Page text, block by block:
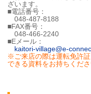
ざいます。
■電話番号：
048-487-8188
■FAX番号：
048-466-2240
■Eメール：
kaitori-village@e-
※ご来店の際は運転免許
できる資料をお持ちくださ